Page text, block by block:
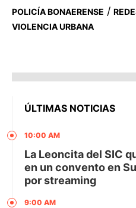
POLICÍA BONAERENSE /
VIOLENCIA URBANA
ÚLTIMAS NOTICIAS
10:00 AM
La Leoncita del SIC
en un convento en
por streaming
9:00 AM